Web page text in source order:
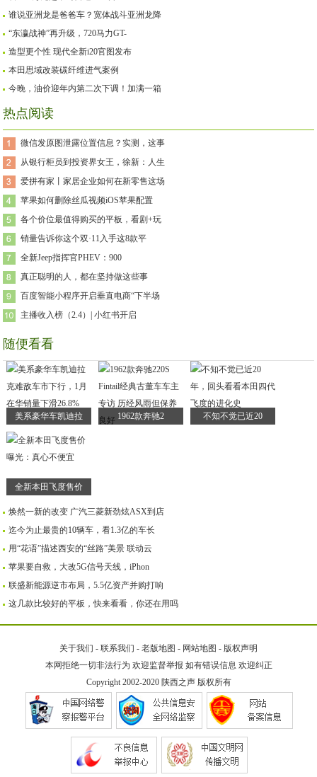
谁说亚洲龙是爸爸车？宽体战斗亚洲龙降
“东瀛战神”再升级，720马力GT-
造型更个性 现代全新i20官图发布
本田思域改装碳纤维进气案例
今晚，油价迎年内第二次下调！加满一箱
热点阅读
微信发原图泄露位置信息？实测，这事
从银行柜员到投资界女王，徐新：人生
爱拼有家丨家居企业如何在新零售这场
苹果如何删除丝瓜视频iOS苹果配置
各个价位最值得购买的平板，看剧+玩
销量告诉你这个双·11入手这8款平
全新Jeep指挥官PHEV：900
真正聪明的人，都在坚持做这些事
百度智能小程序开启垂直电商“下半场
主播收入榜（2.4）| 小红书开启
随便看看
美系豪华车凯迪拉 1962款奔驰2 不知不觉已近20
全新本田飞度售价
焕然一新的改变 广汽三菱新劲炫ASX到店
迄今为止最贵的10辆车，看1.3亿的车长
用“花语”描述西安的“丝路”美景 联动云
苹果要自救，大改5G信号天线，iPhon
联盛新能源逆市布局，5.5亿资产并购打响
这几款比较好的平板，快来看看，你还在用吗
关于我们 - 联系我们 - 老版地图 - 网站地图 - 版权声明
本网拒绝一切非法行为 欢迎监督举报 如有错误信息 欢迎纠正
Copyright 2002-2020 陕西之声版权所有